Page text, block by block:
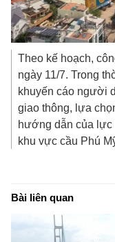
Theo kế hoạch,
ngày 11/7. Trong
khuyến cáo người
giao thông, lựa
hướng dẫn của
khu vực cầu Phú
Bài liên quan